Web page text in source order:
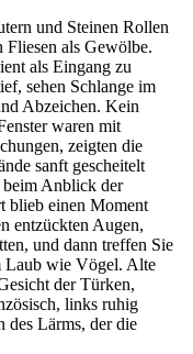
und Steinen Rollen
Fliesen als Gewölbe.
als Eingang zu
sehen Schlange im
Abzeichen. Kein
waren mit
zeigten die
sanft gescheitelt
beim Anblick der
blieb einen Moment
entzückten Augen,
und dann treffen Sie
Laub wie Vögel. Alte
der Türken,
links ruhig
des Lärms, der die